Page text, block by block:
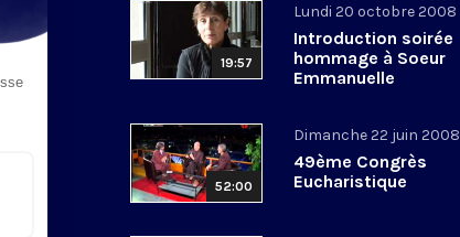
19:57
Lundi 20 octobre 2008
Introduction soirée
hommage à Soeur
Emmanuelle
52:00
Dimanche 22 juin 2008
49ème Congrès
Eucharistique